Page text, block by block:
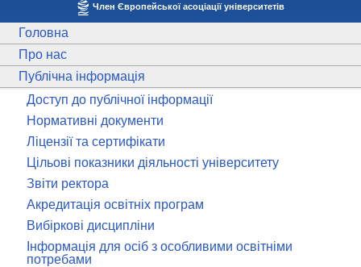
Член Європейської асоціації університетів
Головна
Про нас
Публічна інформація
Доступ до публічної інформації
Нормативні документи
Ліцензії та сертифікати
Цільові показники діяльності університету
Звіти ректора
Акредитація освітніх програм
Вибіркові дисципліни
Інформація для осіб з особливими освітніми
потребами